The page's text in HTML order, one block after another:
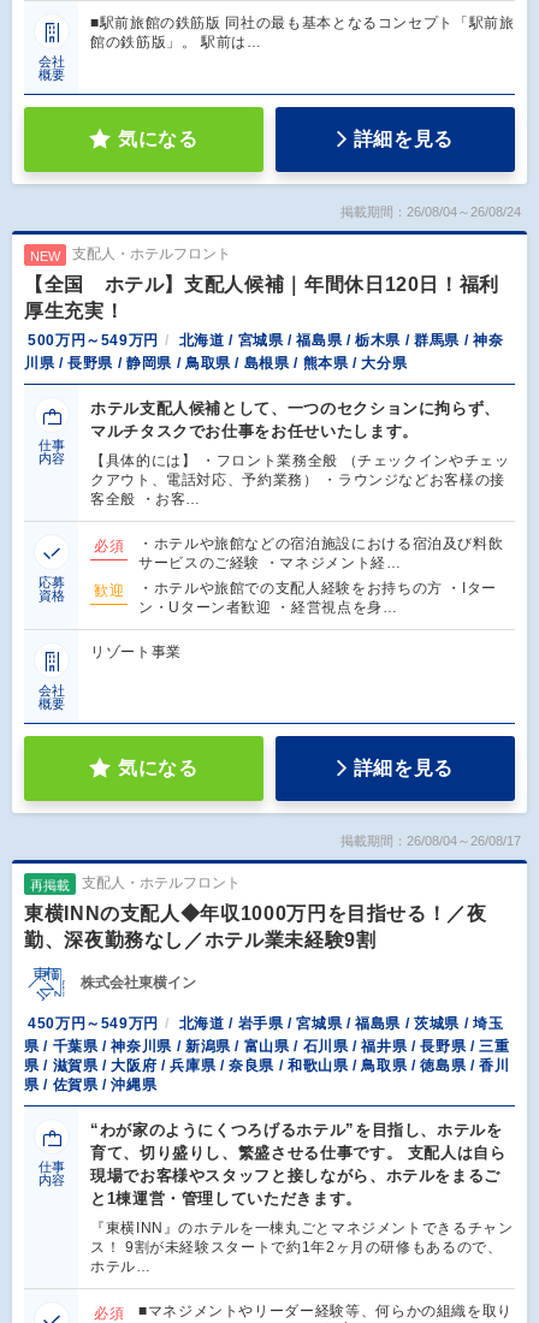
会社
概要
■駅前旅館の鉄筋版 同社の最も基本となるコンセプト「駅前旅
館の鉄筋版」。 駅前は…
気になる 詳細を見る
掲載期間：26/08/04～26/08/24
NEW 支配人・ホテルフロント
【全国 ホテル】支配人候補｜年間休日120日！福利
厚生充実！
500万円～549万円
北海道 / 宮城県 / 福島県 / 栃木県 / 群馬県 / 神奈
川県 / 長野県 / 静岡県 / 鳥取県 / 島根県 / 熊本県 / 大分県
仕事
内容
ホテル支配人候補として、一つのセクションに拘らず、
マルチタスクでお仕事をお任せいたします。
【具体的には】 ・フロント業務全般 （チェックインやチェッ
クアウト、電話対応、予約業務） ・ラウンジなどお客様の接
客全般 ・お客…
応募
資格
必須
・ホテルや旅館などの宿泊施設における宿泊及び料飲
サービスのご経験 ・マネジメント経…
歓迎
・ホテルや旅館での支配人経験をお持ちの方 ・Iター
ン・Uターン者歓迎 ・経営視点を身…
会社
概要
リゾート事業
気になる 詳細を見る
掲載期間：26/08/04～26/08/17
再掲載 支配人・ホテルフロント
東横INNの支配人◆年収1000万円を目指せる！／夜
勤、深夜勤務なし／ホテル業未経験9割
株式会社東横イン
450万円～549万円
北海道 / 岩手県 / 宮城県 / 福島県 / 茨城県 / 埼玉
県 / 千葉県 / 神奈川県 / 新潟県 / 富山県 / 石川県 / 福井県 / 長野県 / 三重
県 / 滋賀県 / 大阪府 / 兵庫県 / 奈良県 / 和歌山県 / 鳥取県 / 徳島県 / 香川
県 / 佐賀県 / 沖縄県
仕事
内容
“わが家のようにくつろげるホテル”を目指し、ホテルを
育て、切り盛りし、繁盛させる仕事です。 支配人は自ら
現場でお客様やスタッフと接しながら、ホテルをまるご
と1棟運営・管理していただきます。
『東横INN』のホテルを一棟丸ごとマネジメントできるチャン
ス！ 9割が未経験スタートで約1年2ヶ月の研修もあるので、
ホテル…
必須
■マネジメントやリーダー経験等、何らかの組織を取り